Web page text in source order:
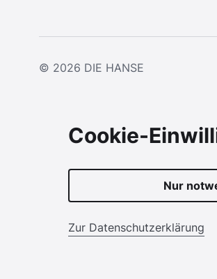
Cookie-
Zur Datenschutzerklärung
Nur
© 2026 DIE HANSE